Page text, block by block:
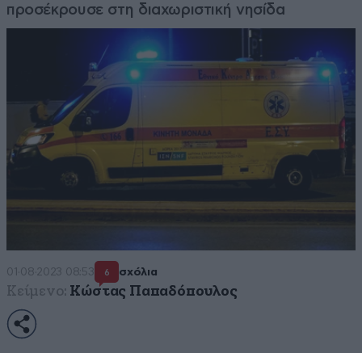
προσέκρουσε στη διαχωριστική νησίδα
01·08·2023 08:53 6 σχόλια
Κείμενο: Κώστας Παπαδόπουλος